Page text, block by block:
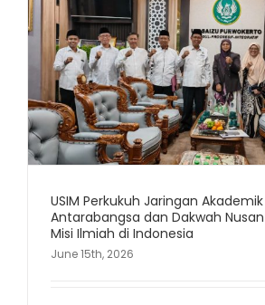
USIM Perkukuh Jaringan Akademik
Antarabangsa dan Dakwah
Misi Ilmiah di Indonesia
June 15th, 2026